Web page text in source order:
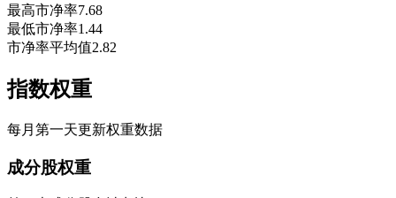
最高市净率7.68
最低市净率1.44
市净率平均值2.82
指数权重
每月第一天更新权重数据
成分股权重